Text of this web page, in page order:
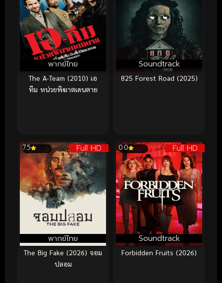
พากย์ไทย
The A-Team (2010) เอ
ทีม หน่วยพิฆาตเดนตาย
Soundtrack
825 Forest Road (2025)
Full HD
พากย์ไทย
7.5
The Big Fake (2026) จอม
ปลอม
Full HD
Soundtrack
0.0
Forbidden Fruits (2026)